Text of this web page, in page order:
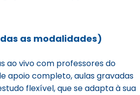
as modalidades)
ao vivo com professores do
apoio completo, aulas gravadas
flexível, que se adapta à sua